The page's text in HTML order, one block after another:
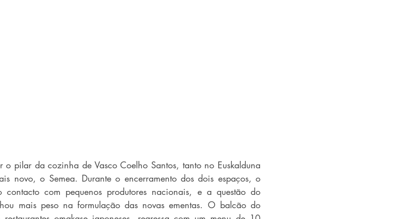
pilar da cozinha de Vasco Coelho Santos, tanto no Euskalduna
novo, o Semea. Durante o encerramento dos dois espaços, o
contacto com pequenos produtores nacionais, e a questão do
mais peso na formulação das novas ementas. O balcão do